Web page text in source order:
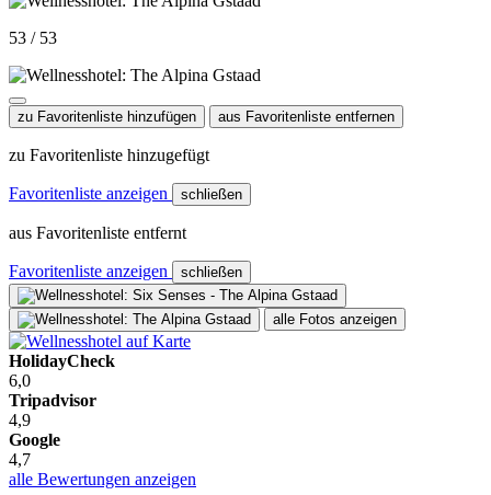
53 / 53
zu Favoritenliste hinzufügen aus Favoritenliste entfernen
zu Favoritenliste hinzugefügt
Favoritenliste anzeigen schließen
aus Favoritenliste entfernt
Favoritenliste anzeigen schließen
alle Fotos anzeigen
HolidayCheck
6,0
Tripadvisor
4,9
Google
4,7
alle Bewertungen anzeigen